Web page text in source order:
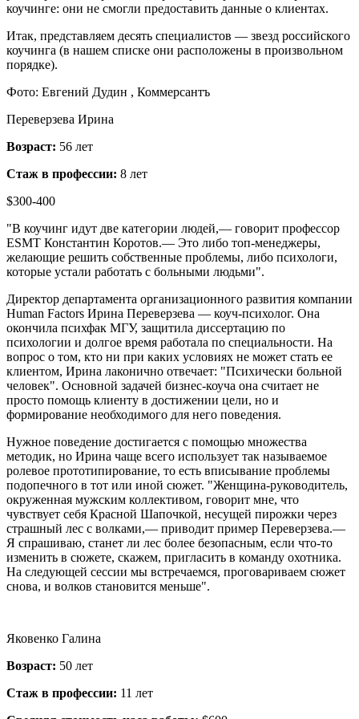
коучинге: они не смогли предоставить данные о клиентах.
Итак, представляем десять специалистов — звезд российского
коучинга (в нашем списке они расположены в произвольном
порядке).
Фото: Евгений Дудин , Коммерсантъ
Переверзева Ирина
Возраст: 56 лет
Стаж в профессии: 8 лет
$300-400
"В коучинг идут две категории людей,— говорит профессор
ESMT Константин Коротов.— Это либо топ-менеджеры,
желающие решить собственные проблемы, либо психологи,
которые устали работать с больными людьми".
Директор департамента организационного развития компании
Human Factors Ирина Переверзева — коуч-психолог. Она
окончила психфак МГУ, защитила диссертацию по
психологии и долгое время работала по специальности. На
вопрос о том, кто ни при каких условиях не может стать ее
клиентом, Ирина лаконично отвечает: "Психически больной
человек". Основной задачей бизнес-коуча она считает не
просто помощь клиенту в достижении цели, но и
формирование необходимого для него поведения.
Нужное поведение достигается с помощью множества
методик, но Ирина чаще всего использует так называемое
ролевое прототипирование, то есть вписывание проблемы
подопечного в тот или иной сюжет. "Женщина-руководитель,
окруженная мужским коллективом, говорит мне, что
чувствует себя Красной Шапочкой, несущей пирожки через
страшный лес с волками,— приводит пример Переверзева.—
Я спрашиваю, станет ли лес более безопасным, если что-то
изменить в сюжете, скажем, пригласить в команду охотника.
На следующей сессии мы встречаемся, проговариваем сюжет
снова, и волков становится меньше".
Яковенко Галина
Возраст: 50 лет
Стаж в профессии: 11 лет